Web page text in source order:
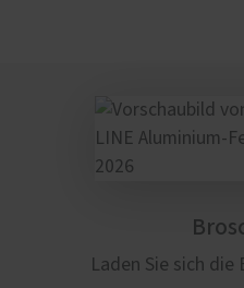
Laden Sie sich die